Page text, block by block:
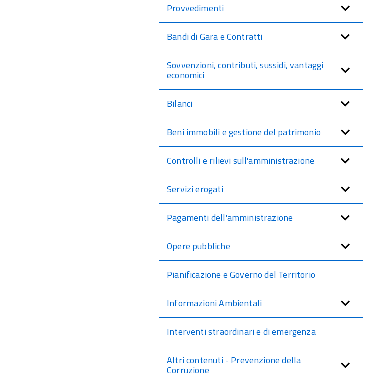
Provvedimenti
Bandi di Gara e Contratti
Sovvenzioni, contributi, sussidi, vantaggi
economici
Bilanci
Beni immobili e gestione del patrimonio
Controlli e rilievi sull'amministrazione
Servizi erogati
Pagamenti dell'amministrazione
Opere pubbliche
Pianificazione e Governo del Territorio
Informazioni Ambientali
Interventi straordinari e di emergenza
Altri contenuti - Prevenzione della
Corruzione